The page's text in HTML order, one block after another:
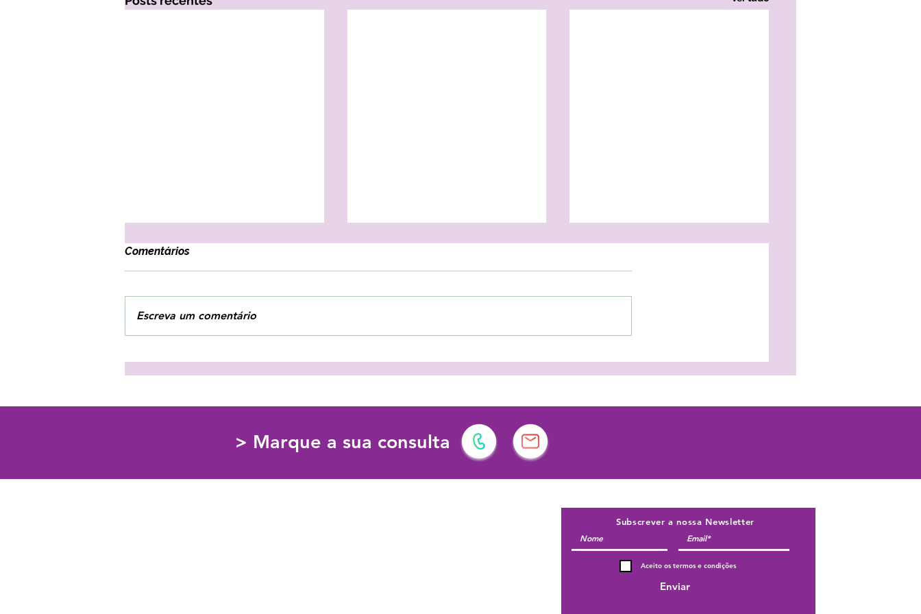
3 estratégias para combater
o vazio interior!
As férias podem ter vários
significados!
Proteger as crianças em
demasia trava o seu
Comentários
Escreva um comentário
> Marque a sua consulta
Subscrever a nossa Newsletter
Aceito os termos e condições
Enviar